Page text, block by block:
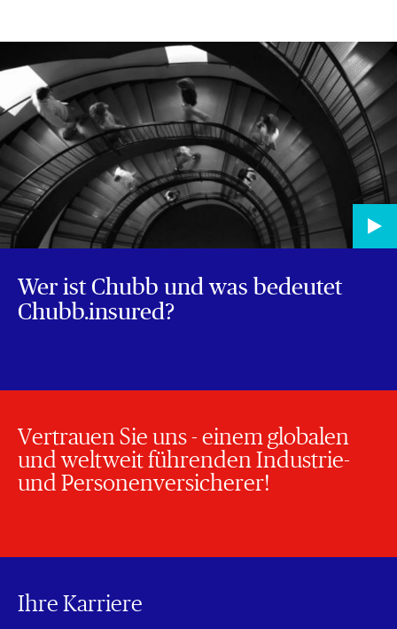
Wer ist Chubb und was bedeutet
Chubb.insured?
Vertrauen Sie uns - einem globalen
und weltweit führenden Industrie-
und Personenversicherer!
Ihre Karriere